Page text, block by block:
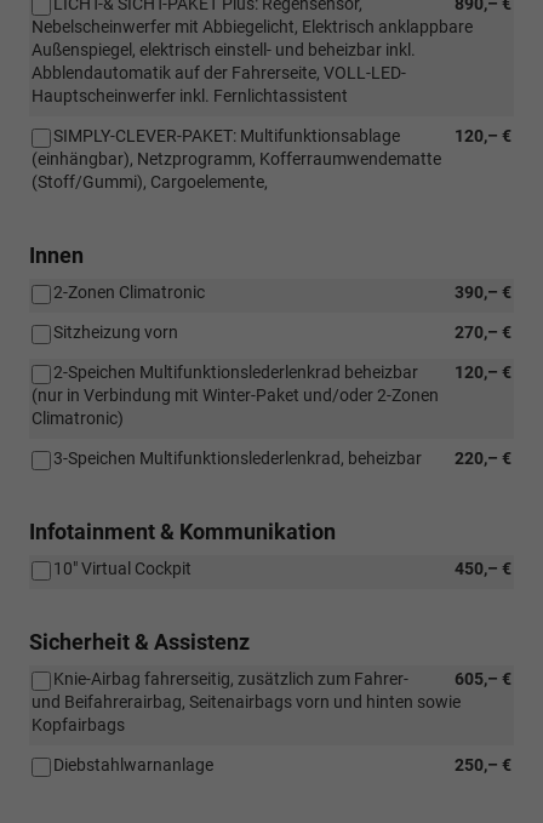
Nebelscheinwerfer mit Abbiegelicht, Elektrisch anklappbare
Außenspiegel, elektrisch einstell- und beheizbar inkl.
Abblendautomatik auf der Fahrerseite, VOLL-LED-
Hauptscheinwerfer inkl. Fernlichtassistent
120,– €
SIMPLY-CLEVER-PAKET: Multifunktionsablage
(einhängbar), Netzprogramm, Kofferraumwendematte
(Stoff/Gummi), Cargoelemente,
Innen
390,– €
2-Zonen Climatronic
270,– €
Sitzheizung vorn
120,– €
2-Speichen Multifunktionslederlenkrad beheizbar
(nur in Verbindung mit Winter-Paket und/oder 2-Zonen
Climatronic)
220,– €
3-Speichen Multifunktionslederlenkrad, beheizbar
Infotainment & Kommunikation
450,– €
10" Virtual Cockpit
Sicherheit & Assistenz
605,– €
Knie-Airbag fahrerseitig, zusätzlich zum Fahrer-
und Beifahrerairbag, Seitenairbags vorn und hinten sowie
Kopfairbags
250,– €
Diebstahlwarnanlage